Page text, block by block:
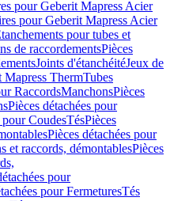
pour Geberit Mapress Acier
pour Geberit Mapress Acier
pour tubes et
de raccordementsPièces
Joints d'étanchéitéJeux de
Mapress ThermTubes
RaccordsManchonsPièces
Pièces détachées pour
pour CoudesTésPièces
Pièces détachées pour
et raccords, démontablesPièces
pour
pour FermeturesTés